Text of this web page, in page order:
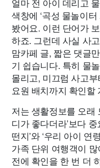
색창에 ‘곡성 물놀이
봤어요. 이런 단어가
하죠. 그런데 사실 사
맘카페 글, 짧은 댓글
기 쉽습니다. 특히 물
몰리고, 미끄럼 사고
요원 배치까지 확인할
저는 생활정보를 오래
디가 좋다더라’보다
떤지’와 ‘우리 아이 연
가족 단위 여행객이
전에 확인을 한 번 더